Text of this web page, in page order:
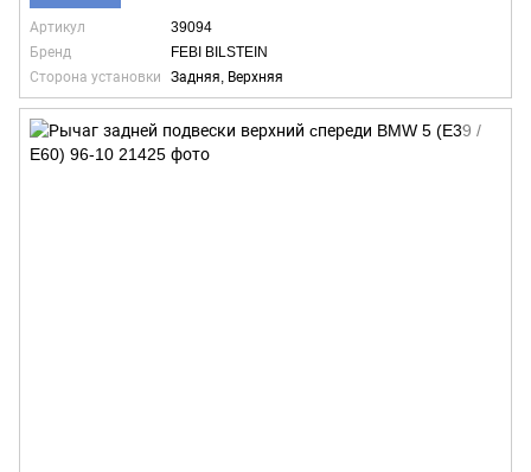
Артикул
39094
Бренд
FEBI BILSTEIN
Сторона установки
Задняя, Верхняя